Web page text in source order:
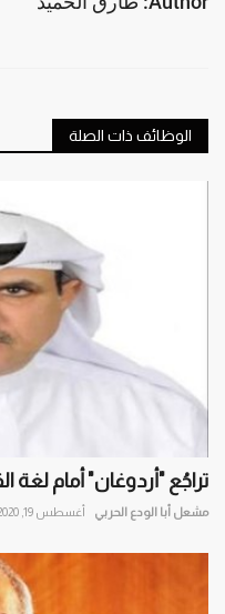
الوظائف ذات الصلة
تراجُع "أردوغان" أمام لغة
مشعل أبا الودع الحربي أغسطس 19, 2020